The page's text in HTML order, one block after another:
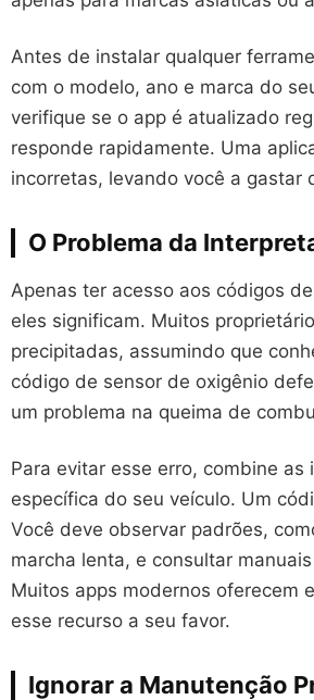
Antes de instalar qualquer
com o modelo, ano e marca do
verifique se o app é atualizado
responde rapidamente. Uma
incorretas, levando você a gastar
O Problema da
Apenas ter acesso aos códigos
eles significam. Muitos
precipitadas, assumindo que
código de sensor de oxigênio
um problema na queima de
Para evitar esse erro, combine
específica do seu veículo. Um
Você deve observar padrões,
marcha lenta, e consultar
Muitos apps modernos oferecem
esse recurso a seu favor.
Ignorar a Manutenção